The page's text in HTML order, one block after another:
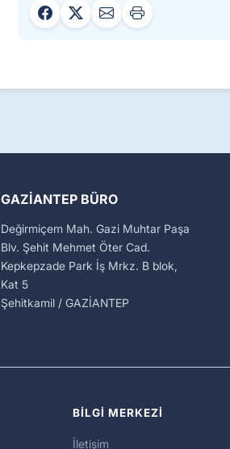
GAZIANTEP BÜRO
Değirmiçem Mah. Gazi Muhtar Paşa
Blv. Şehit Mehmet Öter Cad.
Kepkepzade Park İş Mrkz. B blok,
Kat 5
Şehitkamil / GAZİANTEP
BİLGİ MERKEZİ
İletişim